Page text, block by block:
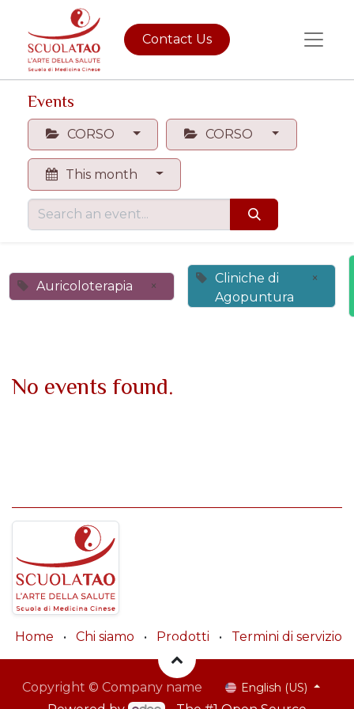
Contact Us
Events
CORSO CORSO
This month
Auricoloterapia ×
Cliniche di
Agopuntura
×
No events found.
Home • Chi siamo • Prodotti • Termini di servizio
Copyright © Company name English (US)